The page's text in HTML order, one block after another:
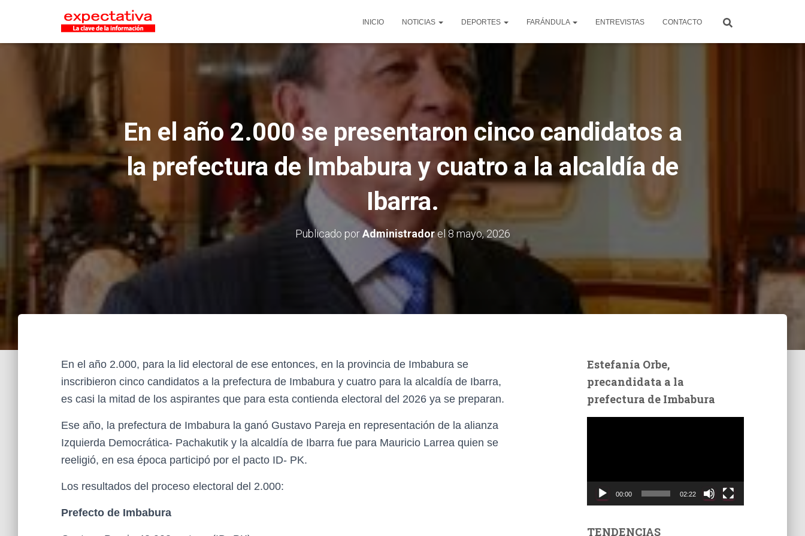
INICIO NOTICIAS DEPORTES FARÁNDULA ENTREVISTAS CONTACTO
En el año 2.000 se presentaron cinco candidatos a
la prefectura de Imbabura y cuatro a la alcaldía de
Ibarra.
Publicado porAdministradorel 8 mayo, 2026
En el año 2.000, para la lid electoral de ese entonces, en la provincia de Imbabura se
inscribieron cinco candidatos a la prefectura de Imbabura y cuatro para la alcaldía de Ibarra,
es casi la mitad de los aspirantes que para esta contienda electoral del 2026 ya se preparan.
Ese año, la prefectura de Imbabura la ganó Gustavo Pareja en representación de la alianza
Izquierda Democrática- Pachakutik y la alcaldía de Ibarra fue para Mauricio Larrea quien se
reeligió, en esa época participó por el pacto ID- PK.
Los resultados del proceso electoral del 2.000:
Prefecto de Imbabura
Estefanía Orbe,
precandidata a la
prefectura de Imbabura
t
00:00 02:22
TENDENCIAS